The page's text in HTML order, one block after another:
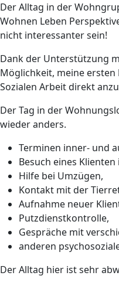
Der Alltag in der
Wohnen Leben
nicht interessanter sein!
Dank der Unterstützung
Möglichkeit, meine
Sozialen Arbeit direkt
Der Tag in der
wieder anders.
Terminen inner- und
Besuch eines
Hilfe bei Umzügen,
Kontakt mit der
Aufnahme neuer
Putzdienstkontrolle,
Gespräche mit
anderen
Der Alltag hier ist sehr